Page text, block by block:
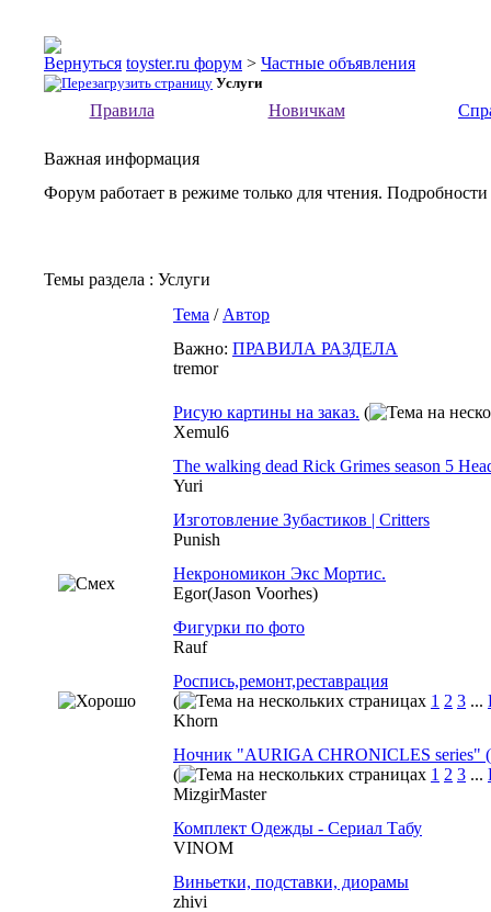
toyster.ru форум > Частные объявления
Услуги
Правила Новичкам
Важная информация
Форум работает в режиме только для чтения.
Темы раздела : Услуги
Тема / Автор
Важно: ПРАВИЛА РАЗДЕЛА
tremor
Рисую картины на заказ. (
Xemul6
The walking dead Rick Grimes season 5
Yuri
Изготовление Зубастиков | Critters
Punish
Некрономикон Экс Мортис.
Egor(Jason Voorhes)
Фигурки по фото
Rauf
Роспись,ремонт,реставрация
(
1 2 3 ...
Khorn
Ночник "AURIGA CHRONICLES series"
(
1 2 3 ...
MizgirMaster
Комплект Одежды - Сериал Табу
VINOM
Виньетки, подставки, диорамы
zhivi